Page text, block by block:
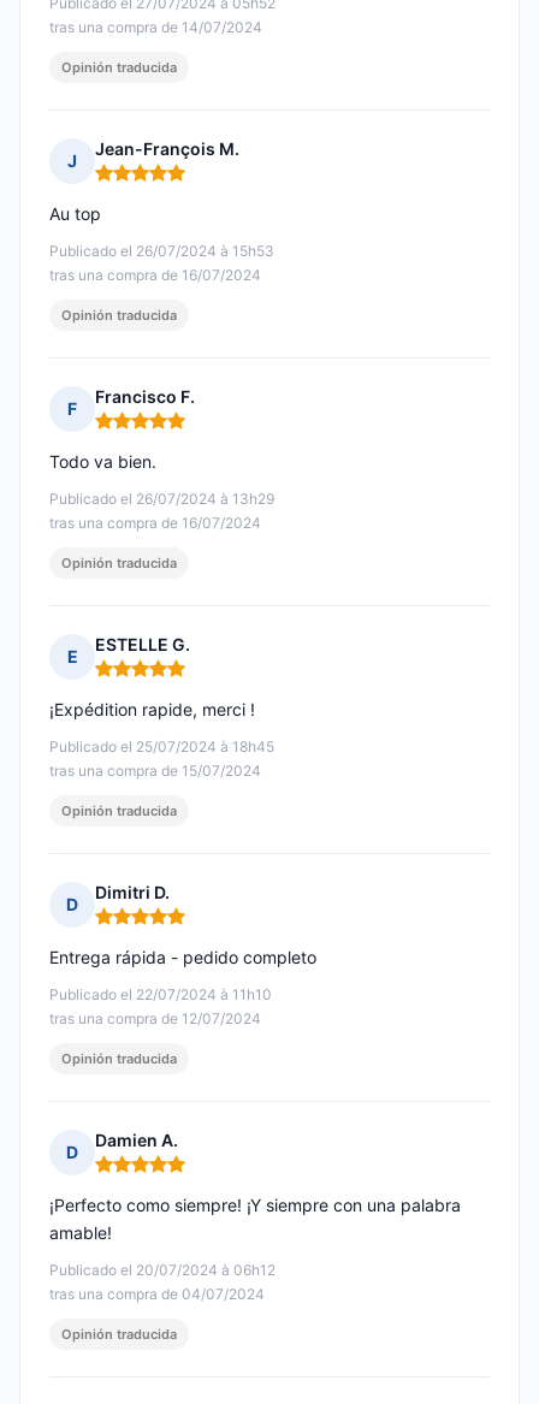
tras una compra de 14/07/2024
Opinión traducida
J
Jean-François M.
Nota: 5 de 5
Publicado el 26/07/2024 à 15h53
tras una compra de 16/07/2024
Au top
Opinión traducida
F
Francisco F.
Nota: 5 de 5
Publicado el 26/07/2024 à 13h29
tras una compra de 16/07/2024
Todo va bien.
Opinión traducida
E
ESTELLE G.
Nota: 5 de 5
Publicado el 25/07/2024 à 18h45
tras una compra de 15/07/2024
¡Expédition rapide, merci !
Opinión traducida
D
Dimitri D.
Nota: 5 de 5
Publicado el 22/07/2024 à 11h10
tras una compra de 12/07/2024
Entrega rápida - pedido completo
Opinión traducida
D
Damien A.
Nota: 5 de 5
Publicado el 20/07/2024 à 06h12
tras una compra de 04/07/2024
¡Perfecto como siempre! ¡Y siempre con una palabra
amable!
Opinión traducida